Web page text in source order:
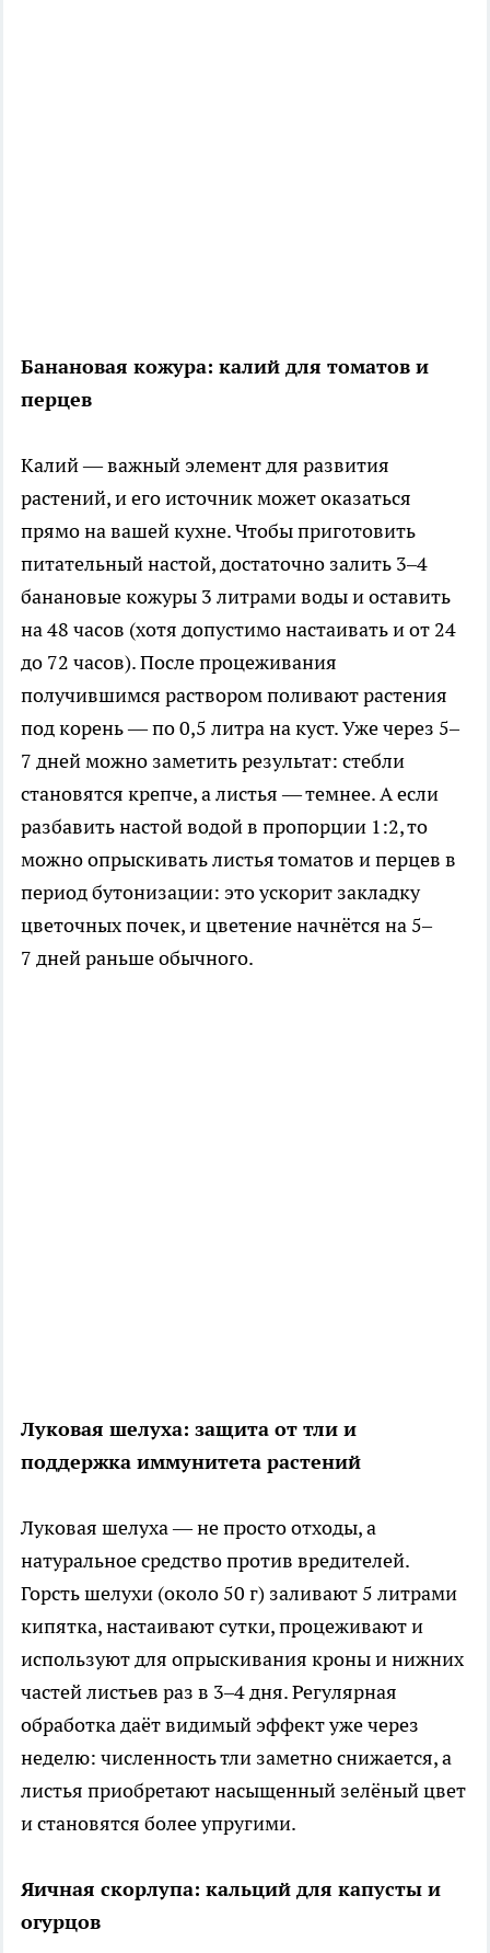
Банановая кожура: калий для томатов и
перцев
Калий — важный элемент для развития
растений, и его источник может оказаться
прямо на вашей кухне. Чтобы приготовить
питательный настой, достаточно залить 3–4
банановые кожуры 3 литрами воды и оставить
на 48 часов (хотя допустимо настаивать и от 24
до 72 часов). После процеживания
получившимся раствором поливают растения
под корень — по 0,5 литра на куст. Уже через 5–
7 дней можно заметить результат: стебли
становятся крепче, а листья — темнее. А если
разбавить настой водой в пропорции 1:2, то
можно опрыскивать листья томатов и перцев в
период бутонизации: это ускорит закладку
цветочных почек, и цветение начнётся на 5–
7 дней раньше обычного.
Луковая шелуха: защита от тли и
поддержка иммунитета растений
Луковая шелуха — не просто отходы, а
натуральное средство против вредителей.
Горсть шелухи (около 50 г) заливают 5 литрами
кипятка, настаивают сутки, процеживают и
используют для опрыскивания кроны и нижних
частей листьев раз в 3–4 дня. Регулярная
обработка даёт видимый эффект уже через
неделю: численность тли заметно снижается, а
листья приобретают насыщенный зелёный цвет
и становятся более упругими.
Яичная скорлупа: кальций для капусты и
огурцов